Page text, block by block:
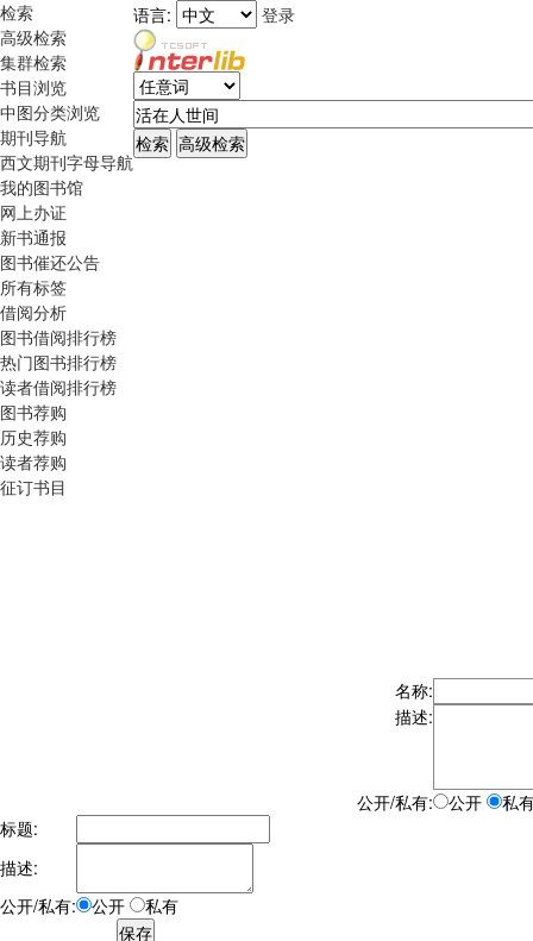
检索
高级检索
集群检索
书目浏览
中图分类浏览
期刊导航
西文期刊字母导航
我的图书馆
网上办证
新书通报
图书催还公告
所有标签
借阅分析
图书借阅排行榜
热门图书排行榜
读者借阅排行榜
图书荐购
历史荐购
读者荐购
征订书目
语言: 登录
名称:
描述:
公开/私有: 公开
私
标题:
描述:
公开/私有:
公开 私有